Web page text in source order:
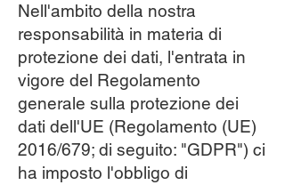
Nell'ambito della nostra
responsabilità in materia di
protezione dei dati, l'entrata in
vigore del Regolamento
generale sulla protezione dei
dati dell'UE (Regolamento (UE)
2016/679; di seguito: "GDPR") ci
ha imposto l'obbligo di